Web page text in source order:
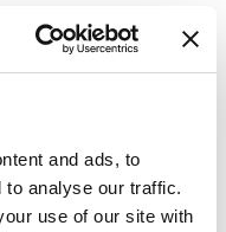
and ads, to
to analyse our traffic.
use of our site with